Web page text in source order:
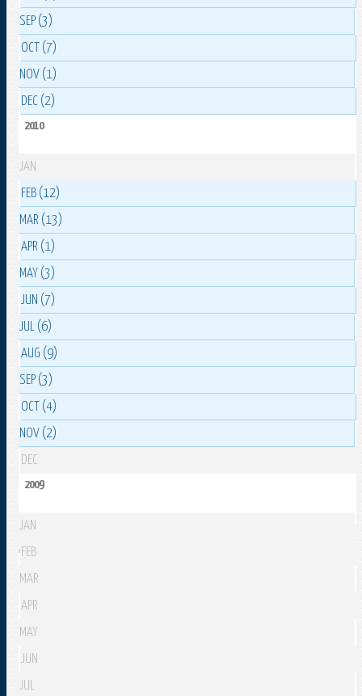
SEP (3)
OCT (7)
NOV (1)
DEC (2)
2010
JAN
FEB (12)
MAR (13)
APR (1)
MAY (3)
JUN (7)
JUL (6)
AUG (9)
SEP (3)
OCT (4)
NOV (2)
DEC
2009
JAN
FEB
MAR
APR
MAY
JUN
JUL